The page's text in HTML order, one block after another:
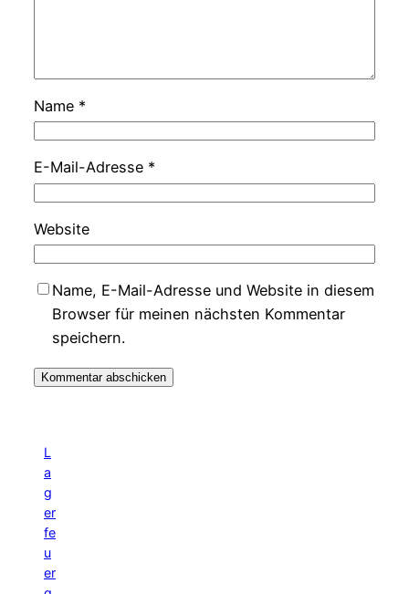
Name *
E-Mail-Adresse *
Website
Name, E-Mail-Adresse und Website in diesem
Browser für meinen nächsten Kommentar
speichern.
L
a
g
er
fe
u
er